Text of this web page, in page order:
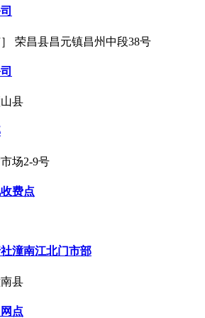
荣昌县昌元镇昌州中段38号
县
场2-9号
费点
潼南江北门市部
县
点